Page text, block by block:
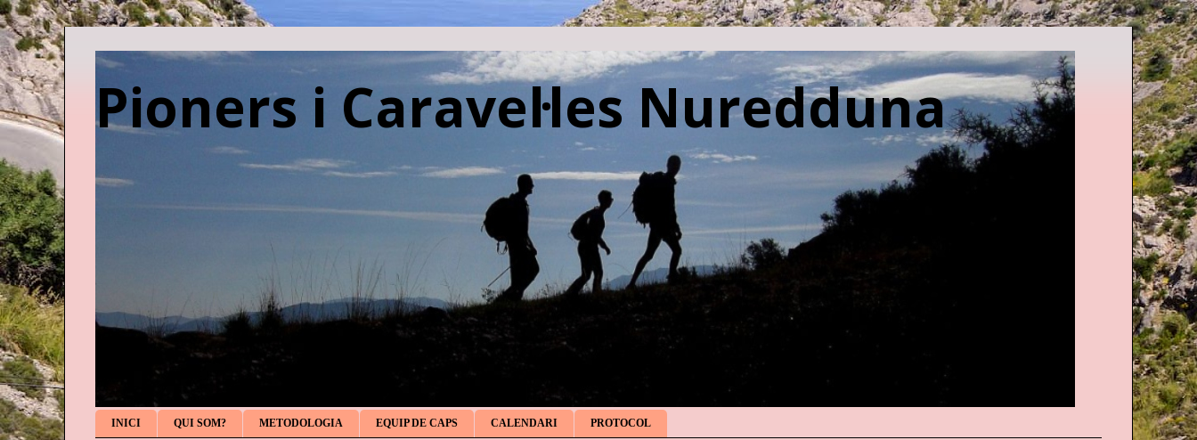
Pioners i Caravel·les Nuredduna
INICI QUI SOM? METODOLOGIA EQUIP DE CAPS CALENDARI PROTOCOL